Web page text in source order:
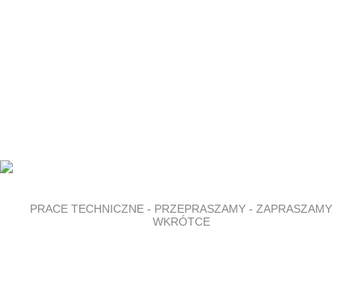
PRACE TECHNICZNE - PRZEPRASZAMY - ZAPRASZAMY
WKRÓTCE